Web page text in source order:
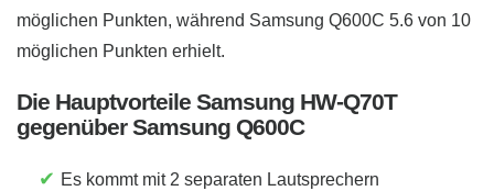
möglichen Punkten, während Samsung Q600C 5.6 von 10
möglichen Punkten erhielt.
Die Hauptvorteile Samsung HW-Q70T
gegenüber Samsung Q600C
✔ Es kommt mit 2 separaten Lautsprechern